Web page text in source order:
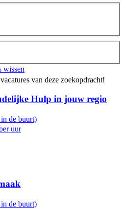
wissen
van deze zoekopdracht!
Hulp in jouw regio
de buurt)
uur
de buurt)